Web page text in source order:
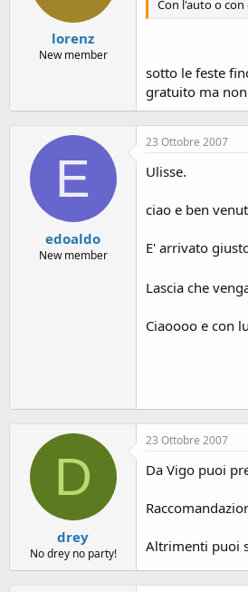
lorenz
New member
Con l'auto o con
sotto le feste
gratuito ma non
E
edoaldo
New member
23 Ottobre 2007
Ulisse.
ciao e ben
E' arrivato
Lascia che
Ciaoooo e con
D
drey
No drey no party!
23 Ottobre 2007
Da Vigo puoi
Altrimenti puoi